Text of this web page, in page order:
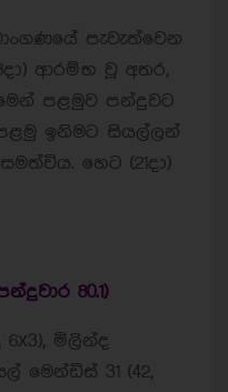
පැවැත්වෙන
ආරම්භ වූ අතර,
පළමුව පන්දුවට
ඉනිමට සියල්ලන්
හෙට (21දා)
80.1)
6x3), මිලින්ද
මෙන්ඩිස් 31 (42,